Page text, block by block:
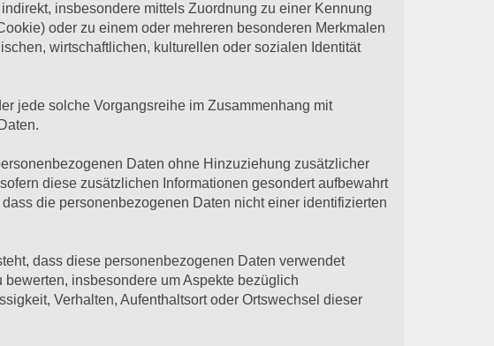
insbesondere mittels Zuordnung zu einer Kennung
oder zu einem oder mehreren besonderen Merkmalen
wirtschaftlichen, kulturellen oder sozialen Identität
jede solche Vorgangsreihe im Zusammenhang mit
Daten ohne Hinzuziehung zusätzlicher
diese zusätzlichen Informationen gesondert aufbewahrt
die personenbezogenen Daten nicht einer identifizierten
dass diese personenbezogenen Daten verwendet
insbesondere um Aspekte bezüglich
Verhalten, Aufenthaltsort oder Ortswechsel dieser